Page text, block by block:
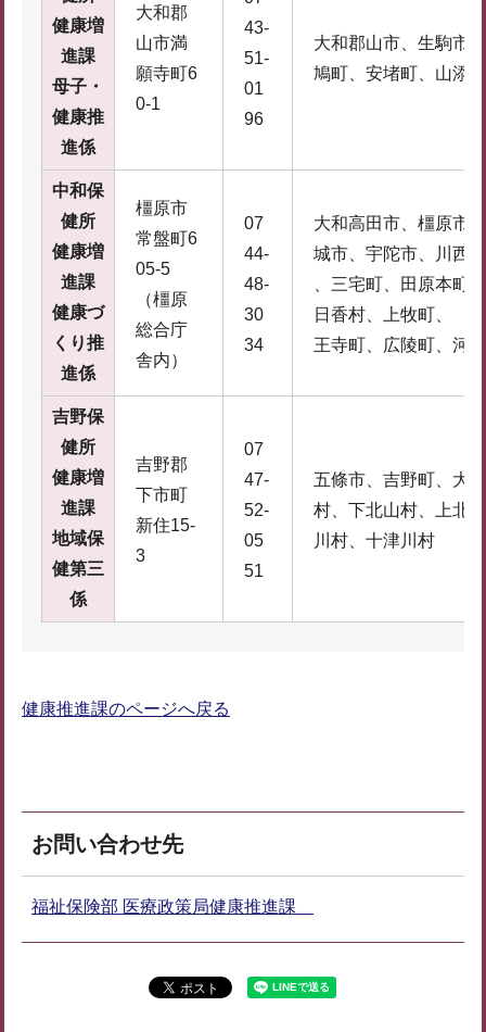
健康増
進課
母子・
健康推
進係
大和郡
山市満
願寺町6
0-1
43-
51-
01
96
大和郡山市、生駒市
鳩町、安堵町、山添村
中和保
健所
健康増
進課
健康づ
くり推
進係
橿原市
常盤町6
05-5
（橿原
総合庁
舎内）
07
44-
48-
30
34
大和高田市、橿原市
城市、宇陀市、川西町
、三宅町、田原本町
日香村、上牧町、
王寺町、広陵町、河
吉野保
健所
健康増
進課
地域保
健第三
係
吉野郡
下市町
新住15-
3
07
47-
52-
05
51
五條市、吉野町、大
村、下北山村、上北
川村、十津川村
健康推進課のページへ戻る
お問い合わせ先
福祉保険部 医療政策局健康推進課